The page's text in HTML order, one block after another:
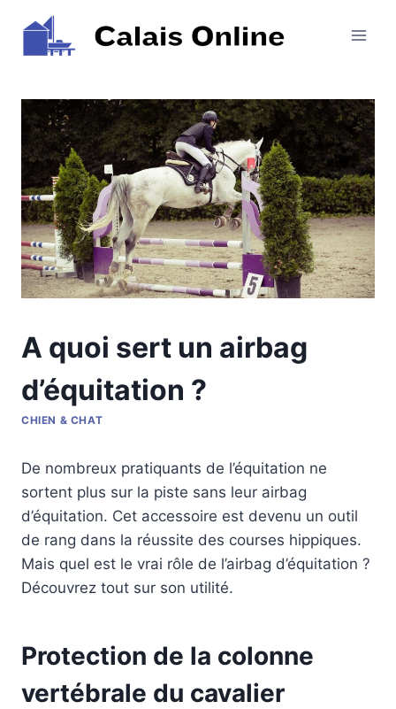
contenu
A quoi sert un airbag
d’équitation ?
CHIEN & CHAT
De nombreux pratiquants de l’équitation ne
sortent plus sur la piste sans leur airbag
d’équitation. Cet accessoire est devenu un outil
de rang dans la réussite des courses hippiques.
Mais quel est le vrai rôle de l’airbag d’équitation ?
Découvrez tout sur son utilité.
Protection de la colonne
vertébrale du cavalier